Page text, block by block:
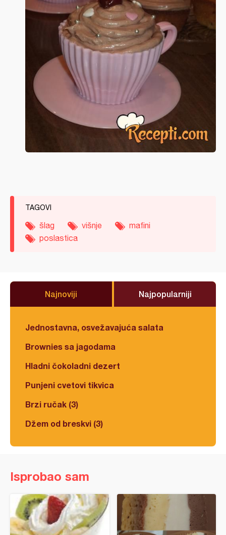
TAGOVI
šlag višnje
mafini
poslastica
Najnoviji Najpopularniji
Jednostavna, osvežavajuća salata
Brownies sa jagodama
Hladni čokoladni dezert
Punjeni cvetovi tikvica
Brzi ručak (3)
Džem od breskvi (3)
Isprobao sam